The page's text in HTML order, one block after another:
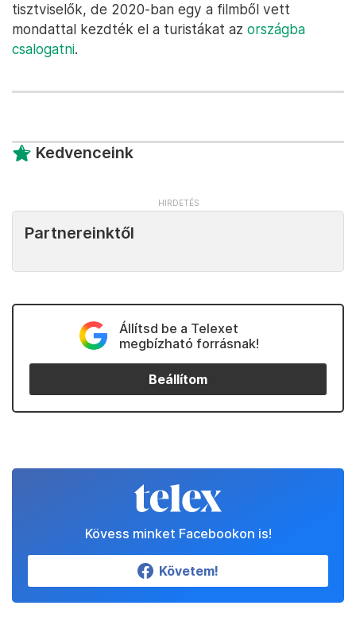
tisztviselők, de 2020-ban egy a filmből vett
mondattal kezdték el a turistákat az országba
csalogatni.
Kedvenceink
Partnereinktől
Állítsd be a Telexet
megbízható forrásnak!
Beállítom
Kövess minket Facebookon is!
Követem!